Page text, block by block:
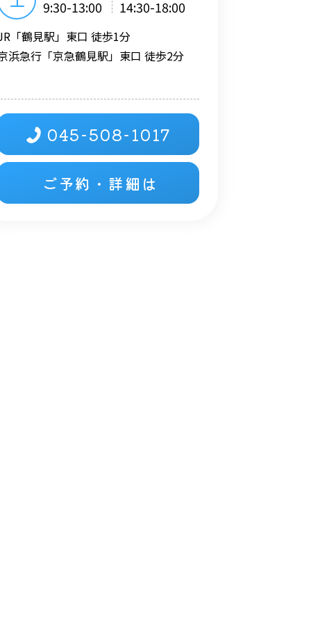
9:30-13:00 14:30-18:00
「鶴見駅」東口 徒歩1分
浜急行「京急鶴見駅」東口 徒歩2分
045-508-1017
ご予約・詳細は